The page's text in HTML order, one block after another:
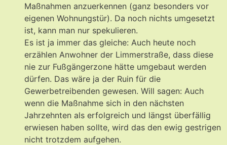
Maßnahmen anzuerkennen (ganz besonders vor
eigenen Wohnungstür). Da noch nichts umgesetzt
ist, kann man nur spekulieren.
Es ist ja immer das gleiche: Auch heute noch
erzählen Anwohner der Limmerstraße, dass diese
nie zur Fußgängerzone hätte umgebaut werden
dürfen. Das wäre ja der Ruin für die
Gewerbetreibenden gewesen. Will sagen: Auch
wenn die Maßnahme sich in den nächsten
Jahrzehnten als erfolgreich und längst überfällig
erwiesen haben sollte, wird das den ewig gestrigen
nicht trotzdem aufgehen.